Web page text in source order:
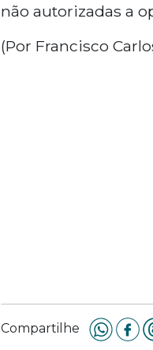
não autorizadas a
(Por Francisco
Compartilhe